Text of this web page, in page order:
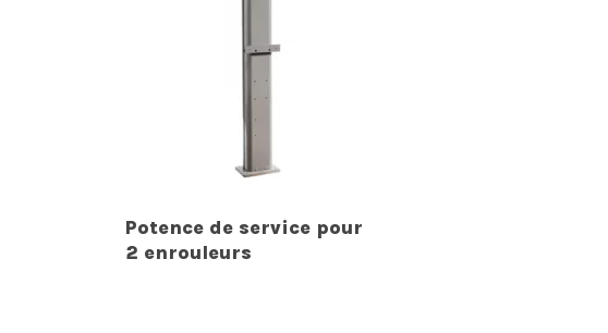
Potence de service pour
2 enrouleurs